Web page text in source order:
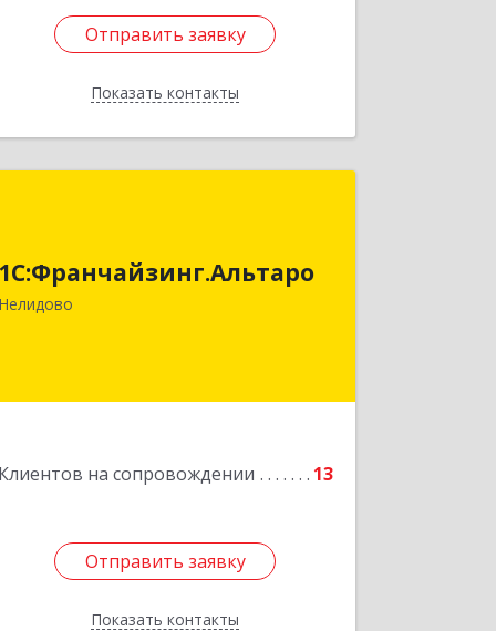
Отправить заявку
Показать контакты
Отправить заявку
Назад
1С:Франчайзинг.Альтаро
Нелидово
Клиентов на сопровождении 13
Отправить заявку
Показать контакты
172527, Тверская обл, Нелидово г,
Матросова ул, дом № 22, оф.1
Отправить заявку
Назад